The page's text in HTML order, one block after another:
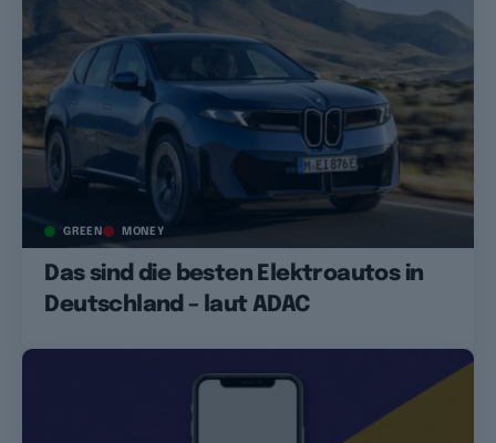
GREEN MONEY
Das sind die besten Elektroautos in
Deutschland – laut ADAC